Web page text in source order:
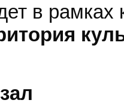
в рамках